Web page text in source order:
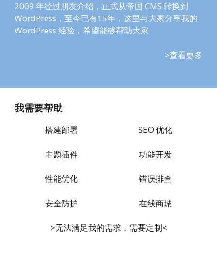
2009 年经过朋友介绍，正式从帝国 CMS 转换到
WordPress，至今已有15年，这里与大家分享我的
WordPress 经验，希望能够帮助大家
>查看更多
我需要帮助
搭建部署
主题插件
性能优化
安全防护
SEO 优化
功能开发
错误排查
在线商城
>无法满足我的需求，需要定制<